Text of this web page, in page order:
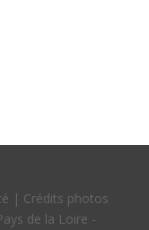
| Crédits photos
de la Loire -